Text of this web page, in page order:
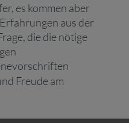
es kommen aber
aus der
die die nötige
Freude am